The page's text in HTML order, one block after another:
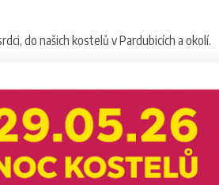
do našich kostelů v Pardubicích a okolí.